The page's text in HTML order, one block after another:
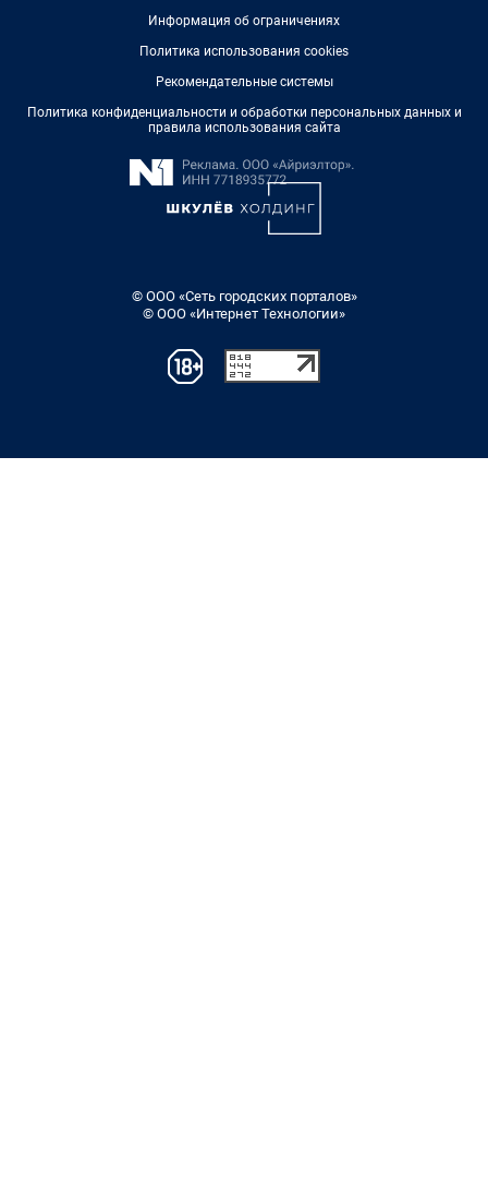
Информация об ограничениях
Политика использования cookies
Рекомендательные системы
Политика конфиденциальности и обработки персональных данных и
правила использования сайта
© ООО «Сеть городских порталов»
© ООО «Интернет Технологии»